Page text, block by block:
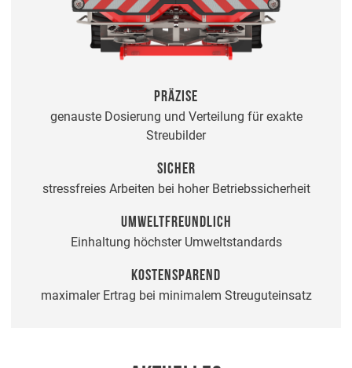
PRÄZISE
genauste Dosierung und Verteilung für exakte
Streubilder
SICHER
stressfreies Arbeiten bei hoher Betriebssicherheit
UMWELTFREUNDLICH
Einhaltung höchster Umweltstandards
KOSTENSPAREND
maximaler Ertrag bei minimalem Streuguteinsatz